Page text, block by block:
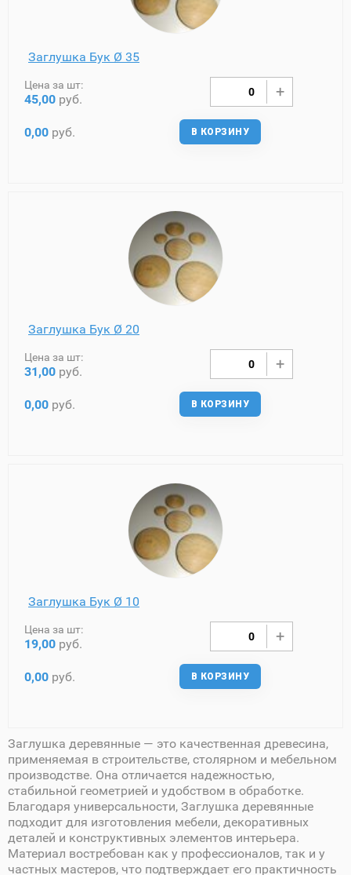
Заглушка Бук Ø 35
Цена за шт:
45,00 руб.
0,00 руб. В КОРЗИНУ
Заглушка Бук Ø 20
Цена за шт:
31,00 руб.
0,00 руб. В КОРЗИНУ
Заглушка Бук Ø 10
Цена за шт:
19,00 руб.
0,00 руб. В КОРЗИНУ
Заглушка деревянные — это качественная древесина,
применяемая в строительстве, столярном и мебельном
производстве. Она отличается надежностью,
стабильной геометрией и удобством в обработке.
Благодаря универсальности, Заглушка деревянные
подходит для изготовления мебели, декоративных
деталей и конструктивных элементов интерьера.
Материал востребован как у профессионалов, так и у
частных мастеров, что подтверждает его практичность